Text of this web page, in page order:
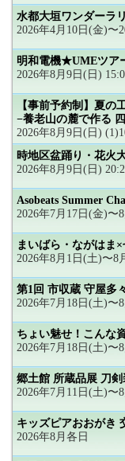
水都大垣ワンダーラ
2026年4月10日(金)〜
明和電機★UMEツア
2026年8月9日(日)
【事前予約制】夏の
−養老山の麓で作る
2026年8月9日(日)
時地区盆踊り・花火
2026年8月9日(日)
Asobeats Summer
2026年7月17日(金)〜
まいばら・ながはま
2026年8月1日(土)〜8
第1回 市収蔵 守屋多
2026年7月18日(土)〜
ちょい魅せ！こんな
2026年7月18日(土)〜
郷土館 所蔵品展 刀
2026年7月11日(土)〜
キッズピアおおがき
2026年8月各日